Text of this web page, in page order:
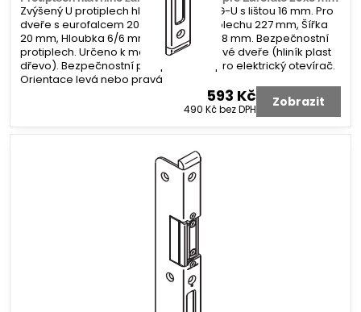
Zvýšený U protiplech hlavního zámku G-U s lištou 16 mm. Pro
dveře s eurofalcem 20 x 8 mm. Délka plechu 227 mm, Šířka
20 mm, Hloubka 6/6 mm. Koncovka 2x 8 mm. Bezpečnostní
protiplech. Určeno k montáži na profilové dveře (hliník plast
dřevo). Bezpečnostní protiplech bez pro elektrický otevírač.
Orientace levá nebo pravá
593 Kč
490 Kčbez DPH Zobrazit